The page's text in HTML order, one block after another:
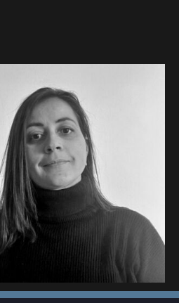
LE MAON Camille •
BOCCARD – ELLES
: Intervenante au
2MF (2025)